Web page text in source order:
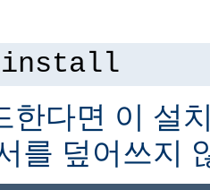
install
한다면 이 설
를 덮어쓰지